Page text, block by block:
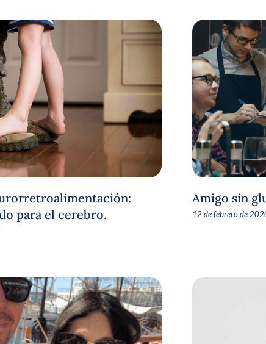
para el cerebro.
Amigo sin
12 de febrero de